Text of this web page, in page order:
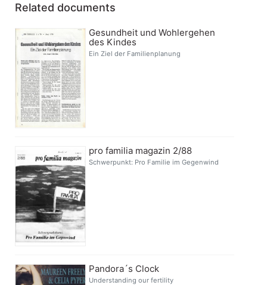
Related documents
Gesundheit und Wohlergehen
des Kindes
Ein Ziel der Familienplanung
pro familia magazin 2/88
Schwerpunkt: Pro Familie im Gegenwind
Pandora´s Clock
Understanding our fertility